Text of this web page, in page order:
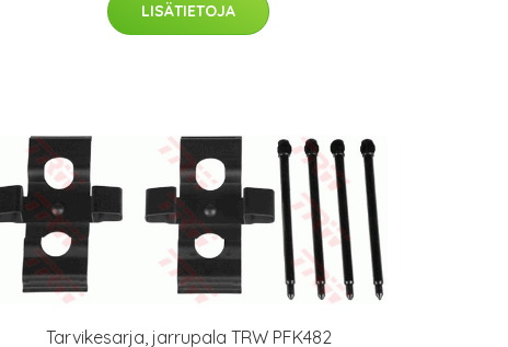
LISÄTIETOJA
Tarvikesarja, jarrupala TRW PFK482